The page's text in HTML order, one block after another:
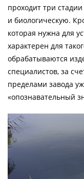
проходит три
и биологическую.
которая нужна для
характерен для
обрабатываются
специалистов, за
пределами завода
«опознавательный